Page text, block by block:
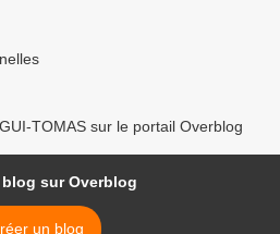
TOMAS sur le portail Overblog
blog sur Overblog
un blog